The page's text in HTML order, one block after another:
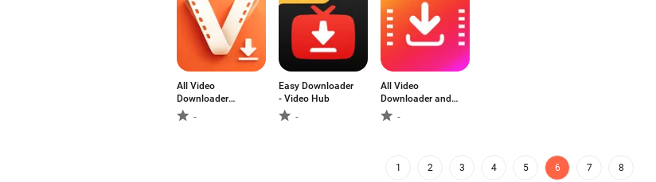
All Video
Downloader
Master
-
Easy Downloader
- Video Hub
-
All Video
Downloader and
Saver-
1 2 3 4 5 6 7 8